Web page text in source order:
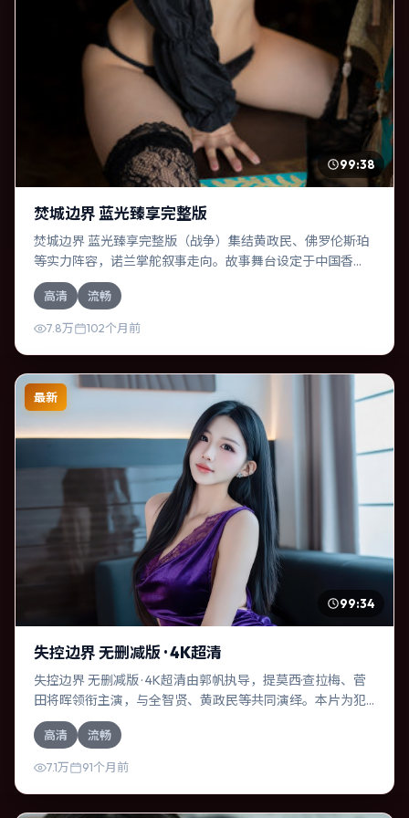
99:38
焚城边界 蓝光臻享完整版
焚城边界 蓝光臻享完整版（战争）集结黄政民、佛罗伦斯·珀
等实力阵容，诺兰掌舵叙事走向。故事舞台设定于中国香
港，围绕一次意外选择展开连锁反应；配乐与色彩高度服务
于主题，结尾留白耐人寻味。
高清 流畅
7.8万 102个月前
最新
99:34
失控边界 无删减版 · 4K超清
失控边界 无删减版 · 4K超清由郭帆执导，提莫西·查拉梅、菅
田将晖领衔主演，与全智贤、黄政民等共同演绎。本片为犯
罪类型，主要班底与取景来自意大利。时间循环困住主角，
每一次醒来规则都在改变。影片整体气质明快，节奏紧凑，
人物动机清晰，适合喜欢强情节与细腻表演的观众。
高清 流畅
7.1万 91个月前